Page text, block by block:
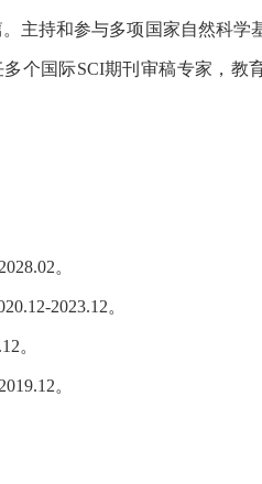
主持和参与多项国家自然科学
个国际SCI期刊审稿专家，教
。
2023.12。
。
。